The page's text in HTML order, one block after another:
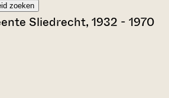
zoeken
Sliedrecht, 1932 - 1970